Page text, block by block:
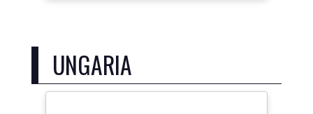
UNGARIA